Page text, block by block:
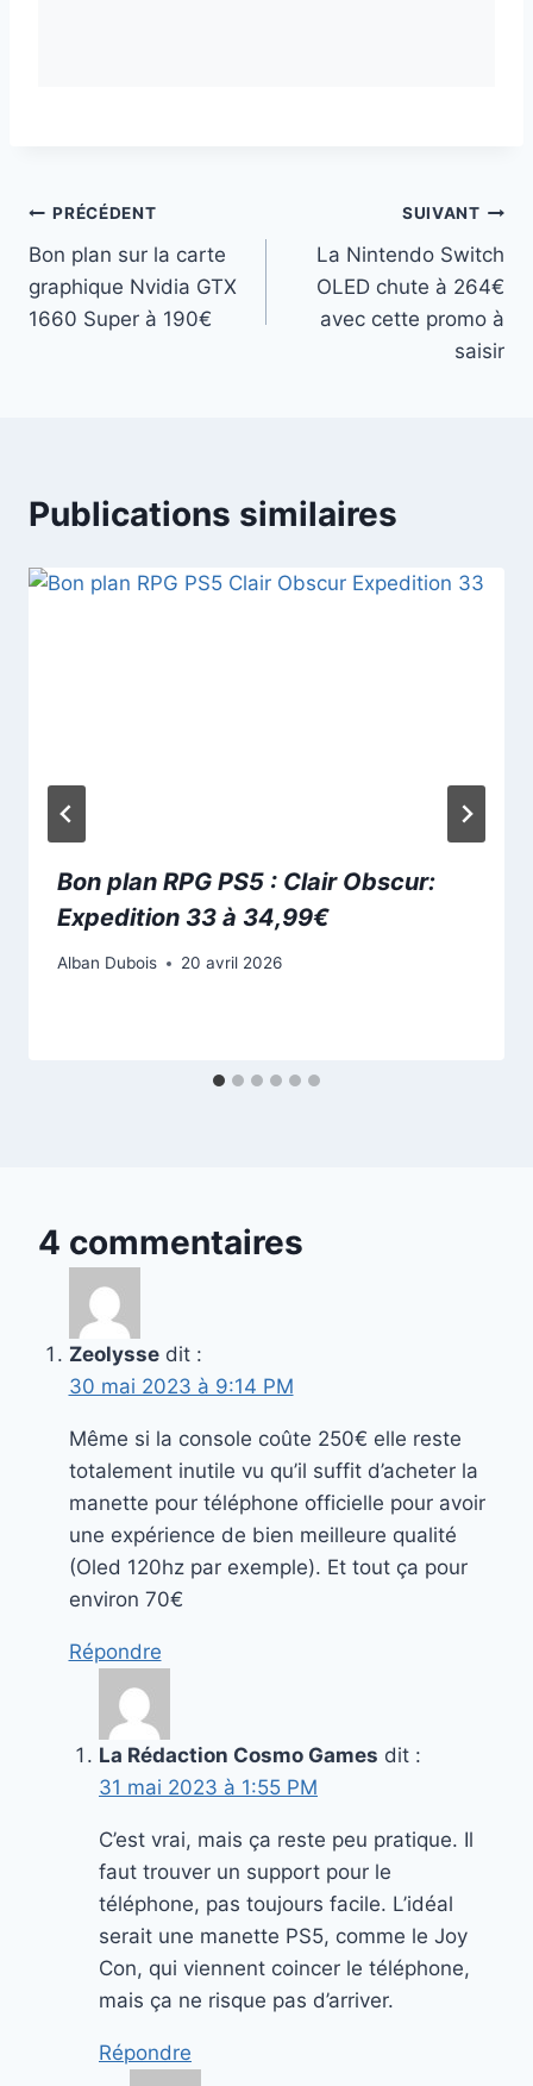
Navigation
de
l’article
PRÉCÉDENT
Bon plan sur la carte
graphique Nvidia GTX
1660 Super à 190€
SUIVANT
La Nintendo Switch
OLED chute à 264€
avec cette promo à
saisir
Publications similaires
Bon plan RPG PS5 : Clair Obscur:
Expedition 33 à 34,99€
Alban Dubois 20 avril 2026
4 commentaires
Zeolysse dit :
30 mai 2023 à 9:14 PM
Même si la console coûte 250€ elle reste
totalement inutile vu qu’il suffit d’acheter la
manette pour téléphone officielle pour avoir
une expérience de bien meilleure qualité
(Oled 120hz par exemple). Et tout ça pour
environ 70€
Répondre
La Rédaction Cosmo Games dit :
31 mai 2023 à 1:55 PM
C’est vrai, mais ça reste peu pratique. Il
faut trouver un support pour le
téléphone, pas toujours facile. L’idéal
serait une manette PS5, comme le Joy
Con, qui viennent coincer le téléphone,
mais ça ne risque pas d’arriver.
Répondre